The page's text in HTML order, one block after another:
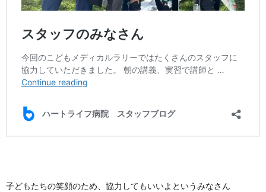
子どもたちの笑顔のため、協力してもいいよというみなさん